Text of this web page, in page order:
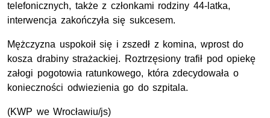
telefonicznych, także z członkami rodziny 44-latka,
interwencja zakończyła się sukcesem.
Mężczyzna uspokoił się i zszedł z komina, wprost do
kosza drabiny strażackiej. Roztrzęsiony trafił pod opiekę
załogi pogotowia ratunkowego, która zdecydowała o
konieczności odwiezienia go do szpitala.
(KWP we Wrocławiu/js)